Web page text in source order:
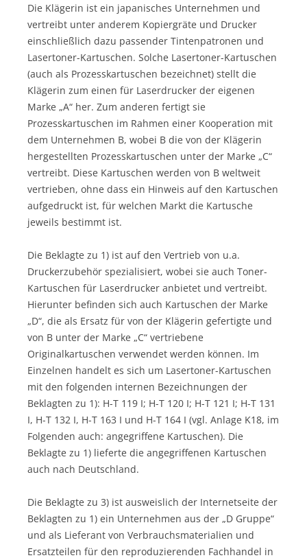
Die Klägerin ist ein japanisches Unternehmen und
vertreibt unter anderem Kopiergräte und Drucker
einschließlich dazu passender Tintenpatronen und
Lasertoner-Kartuschen. Solche Lasertoner-Kartuschen
(auch als Prozesskartuschen bezeichnet) stellt die
Klägerin zum einen für Laserdrucker der eigenen
Marke „A“ her. Zum anderen fertigt sie
Prozesskartuschen im Rahmen einer Kooperation mit
dem Unternehmen B, wobei B die von der Klägerin
hergestellten Prozesskartuschen unter der Marke „C“
vertreibt. Diese Kartuschen werden von B weltweit
vertrieben, ohne dass ein Hinweis auf den Kartuschen
aufgedruckt ist, für welchen Markt die Kartusche
jeweils bestimmt ist.
Die Beklagte zu 1) ist auf den Vertrieb von u.a.
Druckerzubehör spezialisiert, wobei sie auch Toner-
Kartuschen für Laserdrucker anbietet und vertreibt.
Hierunter befinden sich auch Kartuschen der Marke
„D“, die als Ersatz für von der Klägerin gefertigte und
von B unter der Marke „C“ vertriebene
Originalkartuschen verwendet werden können. Im
Einzelnen handelt es sich um Lasertoner-Kartuschen
mit den folgenden internen Bezeichnungen der
Beklagten zu 1): H-T 119 I; H-T 120 I; H-T 121 I; H-T 131
I, H-T 132 I, H-T 163 I und H-T 164 I (vgl. Anlage K18, im
Folgenden auch: angegriffene Kartuschen). Die
Beklagte zu 1) lieferte die angegriffenen Kartuschen
auch nach Deutschland.
Die Beklagte zu 3) ist ausweislich der Internetseite der
Beklagten zu 1) ein Unternehmen aus der „D Gruppe“
und als Lieferant von Verbrauchsmaterialien und
Ersatzteilen für den reproduzierenden Fachhandel in